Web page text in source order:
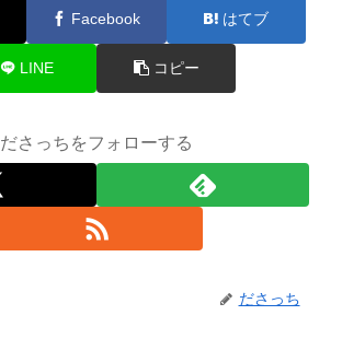
Facebook はてブ
LINE コピー
ださっちをフォローする
ださっち